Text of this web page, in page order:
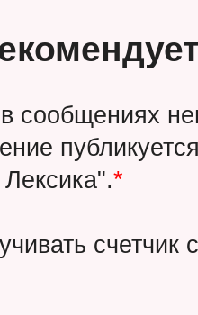
сообщениях
*